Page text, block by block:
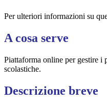
Per ulteriori informazioni su
A cosa serve
Piattaforma online per gestire i
scolastiche.
Descrizione breve